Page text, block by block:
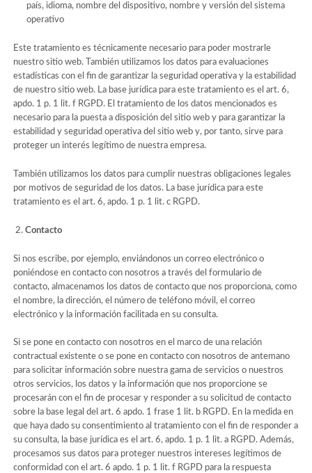
país, idioma, nombre del dispositivo, nombre y versión del sistema
operativo
Este tratamiento es técnicamente necesario para poder mostrarle
nuestro sitio web. También utilizamos los datos para evaluaciones
estadísticas con el fin de garantizar la seguridad operativa y la estabilidad
de nuestro sitio web. La base jurídica para este tratamiento es el art. 6,
apdo. 1 p. 1 lit. f RGPD. El tratamiento de los datos mencionados es
necesario para la puesta a disposición del sitio web y para garantizar la
estabilidad y seguridad operativa del sitio web y, por tanto, sirve para
proteger un interés legítimo de nuestra empresa.
También utilizamos los datos para cumplir nuestras obligaciones legales
por motivos de seguridad de los datos. La base jurídica para este
tratamiento es el art. 6, apdo. 1 p. 1 lit. c RGPD.
Contacto
Si nos escribe, por ejemplo, enviándonos un correo electrónico o
poniéndose en contacto con nosotros a través del formulario de
contacto, almacenamos los datos de contacto que nos proporciona, como
el nombre, la dirección, el número de teléfono móvil, el correo
electrónico y la información facilitada en su consulta.
Si se pone en contacto con nosotros en el marco de una relación
contractual existente o se pone en contacto con nosotros de antemano
para solicitar información sobre nuestra gama de servicios o nuestros
otros servicios, los datos y la información que nos proporcione se
procesarán con el fin de procesar y responder a su solicitud de contacto
sobre la base legal del art. 6 apdo. 1 frase 1 lit. b RGPD. En la medida en
que haya dado su consentimiento al tratamiento con el fin de responder a
su consulta, la base jurídica es el art. 6, apdo. 1 p. 1 lit. a RGPD. Además,
procesamos sus datos para proteger nuestros intereses legítimos de
conformidad con el art. 6 apdo. 1 p. 1 lit. f RGPD para la respuesta